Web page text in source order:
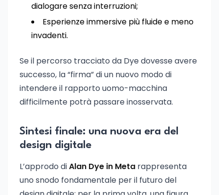
dialogare senza interruzioni;
Esperienze immersive più fluide e meno
invadenti.
Se il percorso tracciato da Dye dovesse avere
successo, la “firma” di un nuovo modo di
intendere il rapporto uomo-macchina
difficilmente potrà passare inosservata.
Sintesi finale: una nuova era del
design digitale
L’approdo diAlan Dye in Meta rappresenta
uno snodo fondamentale per il futuro del